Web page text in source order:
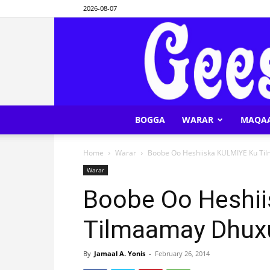
2026-08-07
BOGGA WARAR
Home Warar Boobe Oo Heshiiska KULMIYE Ku
Warar
Boobe Oo
Tilmaamay
By Jamaal A. Yonis - February 26, 2014